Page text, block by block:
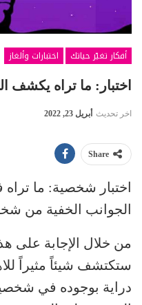
أفكار تغيّر حياتك
اختبارات وألغاز
اختبار: ما تراه
اخر تحديث أبريل 23, 2022
Share
اختبار شخصية: ما
الجوانب الخفية من
من خلال الإجابة على
ستكتشف شيئاً مثيراً
دراية بوجوده في